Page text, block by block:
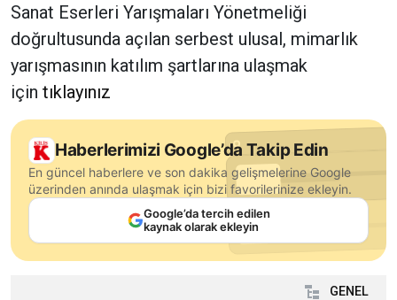
Sanat Eserleri Yarışmaları Yönetmeliği
doğrultusunda açılan serbest ulusal, mimarlık
yarışmasının katılım şartlarına ulaşmak
için tıklayınız
Haberlerimizi Google’da Takip Edin
En güncel haberlere ve son dakika gelişmelerine Google
üzerinden anında ulaşmak için bizi favorilerinize ekleyin.
Google’da tercih edilen
kaynak olarak ekleyin
GENEL